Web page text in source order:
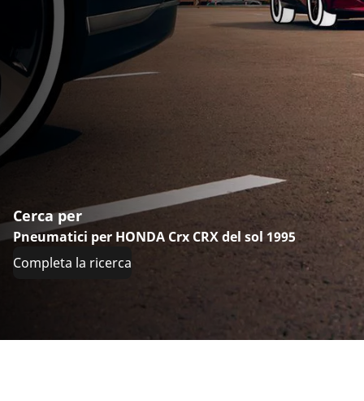
Cerca per
Pneumatici per HONDA Crx CRX del sol 1995
Completa la ricerca